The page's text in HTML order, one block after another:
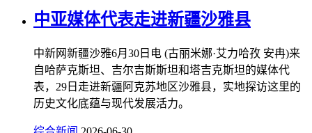
中亚媒体代表走进新疆沙雅县
中新网新疆沙雅6月30日电 (古丽米娜·艾力哈孜 安冉)来
自哈萨克斯坦、吉尔吉斯斯坦和塔吉克斯坦的媒体代
表，29日走进新疆阿克苏地区沙雅县，实地探访这里的
历史文化底蕴与现代发展活力。